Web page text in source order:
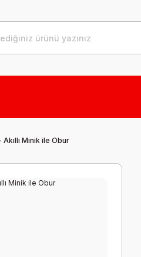
Akıllı Minik ile Obur